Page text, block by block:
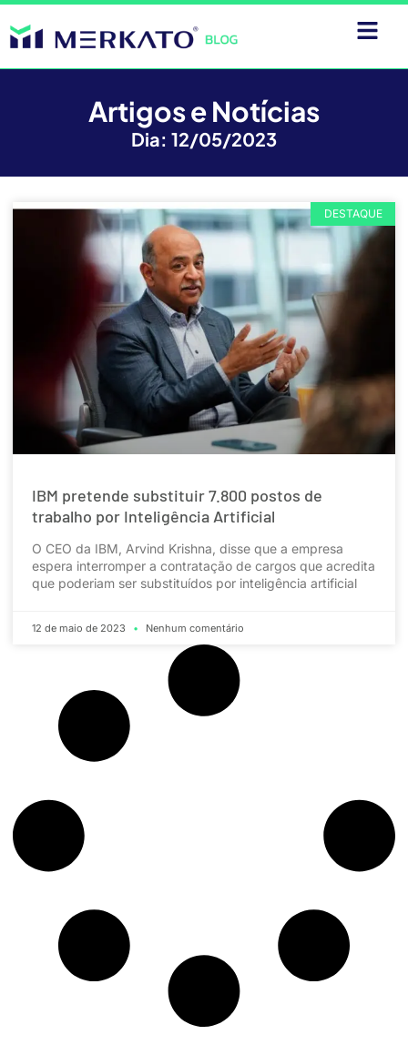
Artigos e Notícias
Dia: 12/05/2023
DESTAQUE
IBM pretende substituir 7.800 postos de
trabalho por Inteligência Artificial
O CEO da IBM, Arvind Krishna, disse que a empresa
espera interromper a contratação de cargos que acredita
que poderiam ser substituídos por inteligência artificial
12 de maio de 2023 Nenhum comentário